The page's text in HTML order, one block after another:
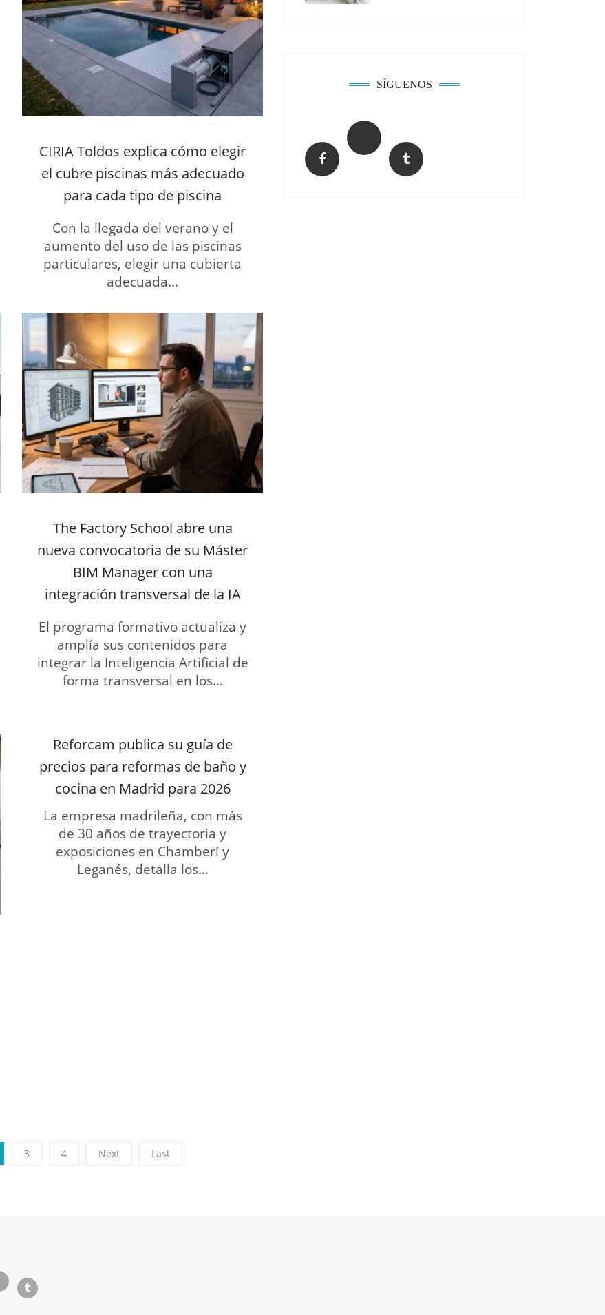
CIRIA Toldos explica cómo elegir
el cubre piscinas más adecuado
para cada tipo de piscina
Con la llegada del verano y el
aumento del uso de las piscinas
particulares, elegir una cubierta
adecuada…
The Factory School abre una
nueva convocatoria de su Máster
BIM Manager con una
integración transversal de la IA
El programa formativo actualiza y
amplía sus contenidos para
integrar la Inteligencia Artificial de
forma transversal en los…
Reforcam publica su guía de
precios para reformas de baño y
cocina en Madrid para 2026
La empresa madrileña, con más
de 30 años de trayectoria y
exposiciones en Chamberí y
Leganés, detalla los…
3 4 Next Last
SÍGUENOS